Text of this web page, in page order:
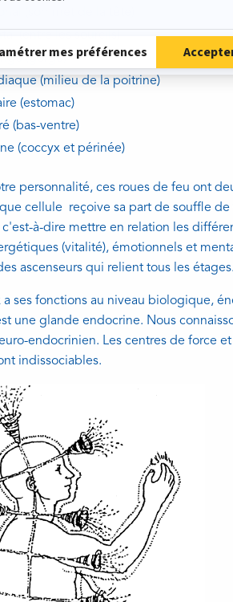
(sommet de la tête)
(entre les sourcils)
(gorge)
(milieu de la poitrine)
(estomac)
(bas-ventre)
(coccyx et périnée)
personnalité, ces roues de feu ont
cellule reçoive sa part de souffle
à-dire mettre en relation les
(vitalité), émotionnels et
ascenseurs qui relient tous les étages.
a ses fonctions au niveau biologique,
une glande endocrine. Nous
endocrinien. Les centres de force
indissociables.